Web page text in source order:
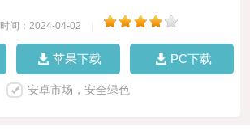
时间：2024-04-02
苹果下载 PC下载
安卓市场，安全绿色